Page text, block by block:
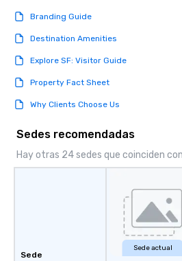
Branding Guide
Destination Amenities
Explore SF: Visitor Guide
Property Fact Sheet
Why Clients Choose Us
Sedes recomendadas
Hay otras 24 sedes que coinciden
Sede
Sede actual